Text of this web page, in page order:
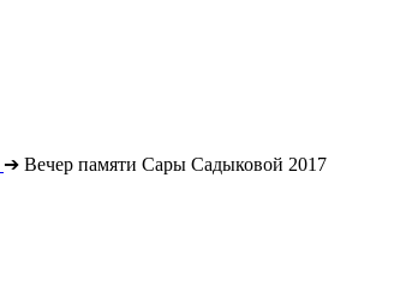
➔ Вечер памяти Сары Садыковой 2017